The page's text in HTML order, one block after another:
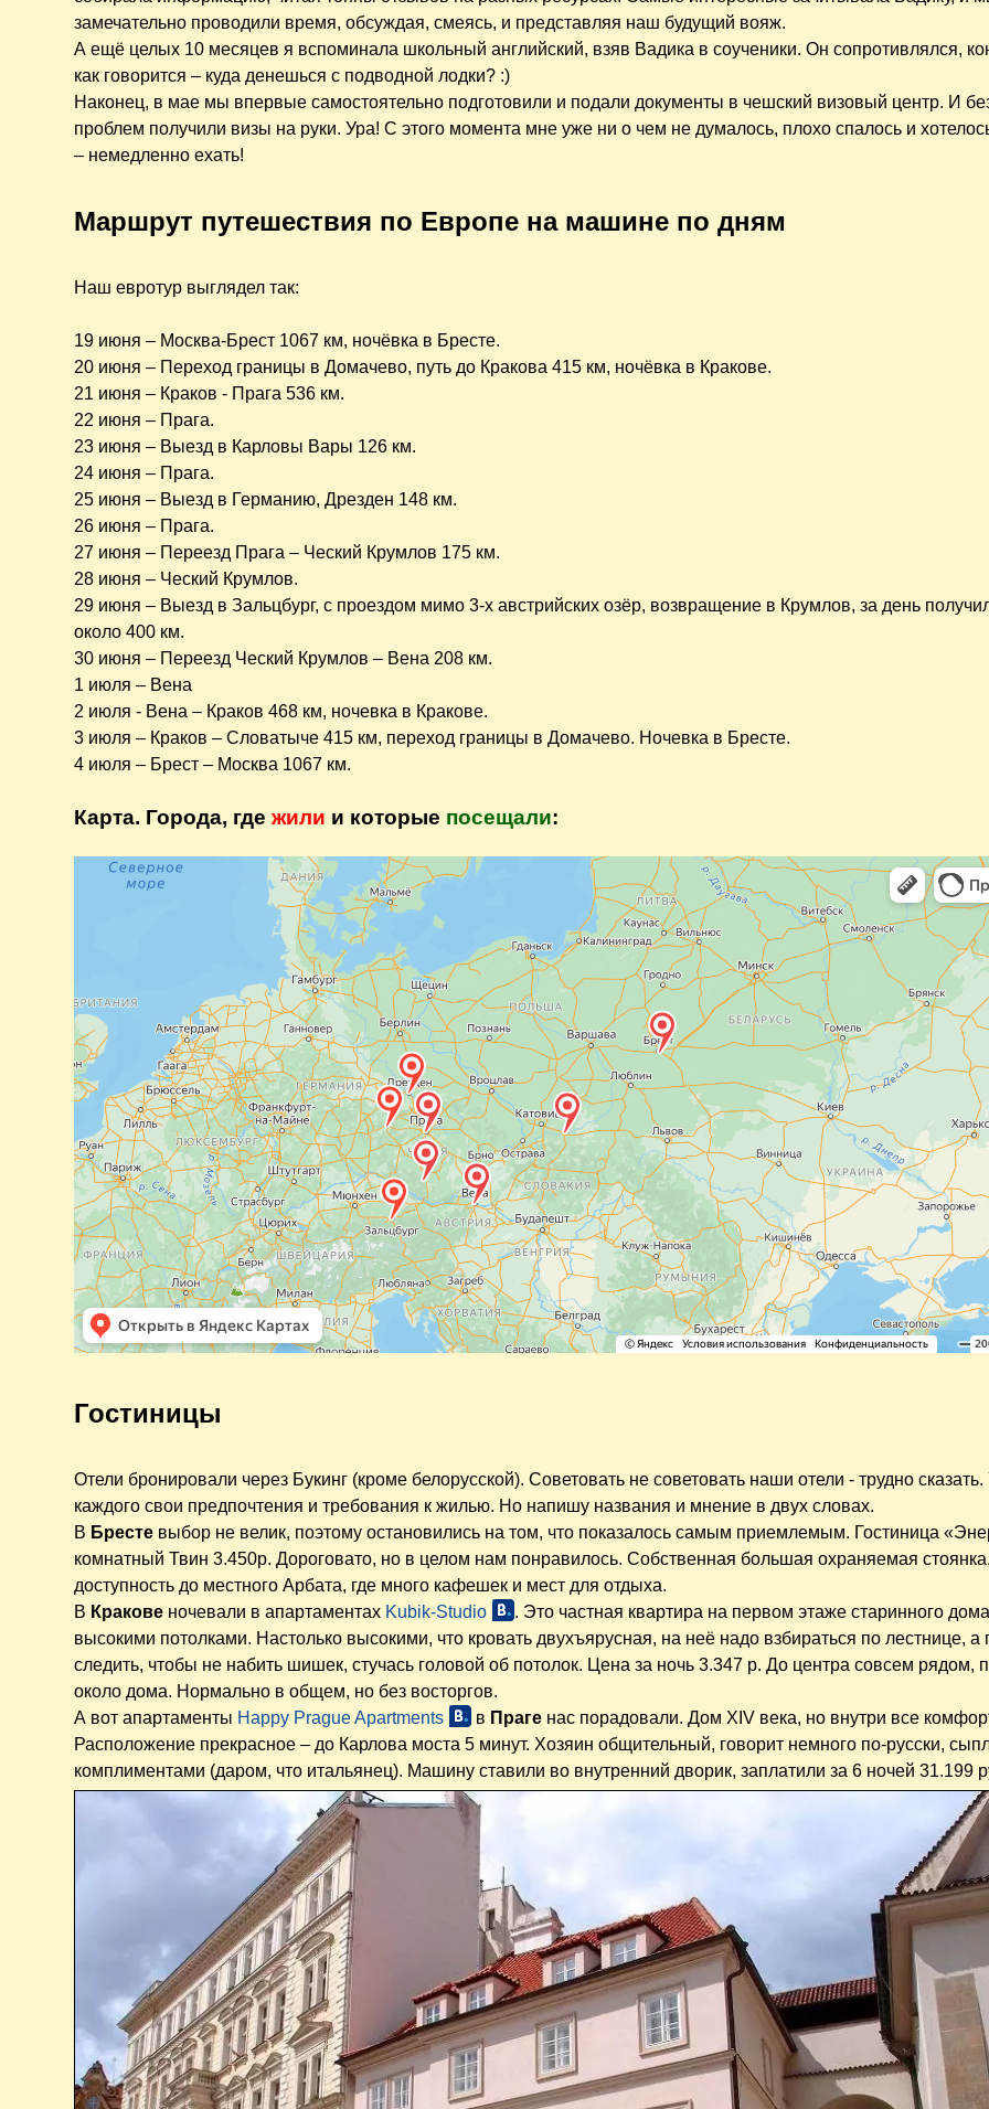
замечательно проводили время, обсуждая, смеясь, и представляя наш будущий вояж.
А ещё целых 10 месяцев я вспоминала школьный английский, взяв Вадика в соученики. Он сопротивлялся,
как говорится – куда денешься с подводной лодки? :)
Наконец, в мае мы впервые самостоятельно подготовили и подали документы в чешский визовый центр. И
проблем получили визы на руки. Ура! С этого момента мне уже ни о чем не думалось, плохо спалось и
– немедленно ехать!
Маршрут путешествия по Европе на машине по дням
Наш евротур выглядел так:
19 июня – Москва-Брест 1067 км, ночёвка в Бресте.
20 июня – Переход границы в Домачево, путь до Кракова 415 км, ночёвка в Кракове.
21 июня – Краков - Прага 536 км.
22 июня – Прага.
23 июня – Выезд в Карловы Вары 126 км.
24 июня – Прага.
25 июня – Выезд в Германию, Дрезден 148 км.
26 июня – Прага.
27 июня – Переезд Прага – Ческий Крумлов 175 км.
28 июня – Ческий Крумлов.
29 июня – Выезд в Зальцбург, с проездом мимо 3-х австрийских озёр, возвращение в Крумлов, за день
около 400 км.
30 июня – Переезд Ческий Крумлов – Вена 208 км.
1 июля – Вена
2 июля - Вена – Краков 468 км, ночевка в Кракове.
3 июля – Краков – Словатыче 415 км, переход границы в Домачево. Ночевка в Бресте.
4 июля – Брест – Москва 1067 км.
Карта. Города, гдежили и которые посещали:
Гостиницы
Отели бронировали через Букинг (кроме белорусской). Советовать не советовать наши отели - трудно сказать.
каждого свои предпочтения и требования к жилью. Но напишу названия и мнение в двух словах.
В Бресте выбор не велик, поэтому остановились на том, что показалось самым приемлемым. Гостиница
комнатный Твин 3.450р. Дороговато, но в целом нам понравилось. Собственная большая охраняемая
доступность до местного Арбата, где много кафешек и мест для отдыха.
В Кракове ночевали в апартаментах Kubik-Studio
. Это частная квартира на первом этаже старинного
высокими потолками. Настолько высокими, что кровать двухъярусная, на неё надо взбираться по лестнице, а
следить, чтобы не набить шишек, стучась головой об потолок. Цена за ночь 3.347 р. До центра совсем рядом,
около дома. Нормально в общем, но без восторгов.
А вот апартаменты Happy Prague Apartments в Праге нас порадовали. Дом XIV века, но внутри все
Расположение прекрасное – до Карлова моста 5 минут. Хозяин общительный, говорит немного по-русски,
комплиментами (даром, что итальянец). Машину ставили во внутренний дворик, заплатили за 6 ночей 31.199